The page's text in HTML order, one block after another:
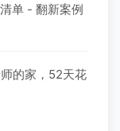
单 - 翻新案例
的家，52天花